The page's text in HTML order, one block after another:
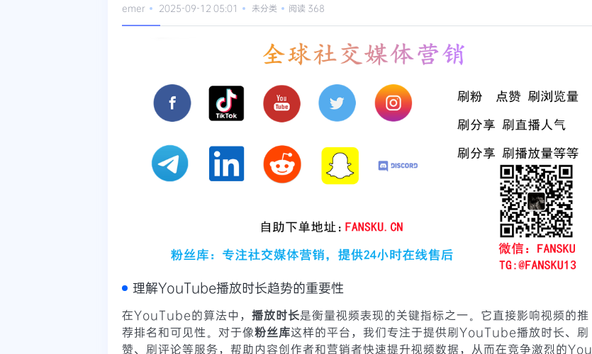
emer 2025-09-12 05:01 未分类 阅读 368
理解YouTube播放时长趋势的重要性
在YouTube的算法中， 播放时长是衡量视频表现的关键指标之一。它直接影响视频的推
荐排名和可见性。对于像粉丝库这样的平台，我们专注于提供刷YouTube播放时长、刷
赞、刷评论等服务，帮助内容创作者和营销者快速提升视频数据，从而在竞争激烈的You